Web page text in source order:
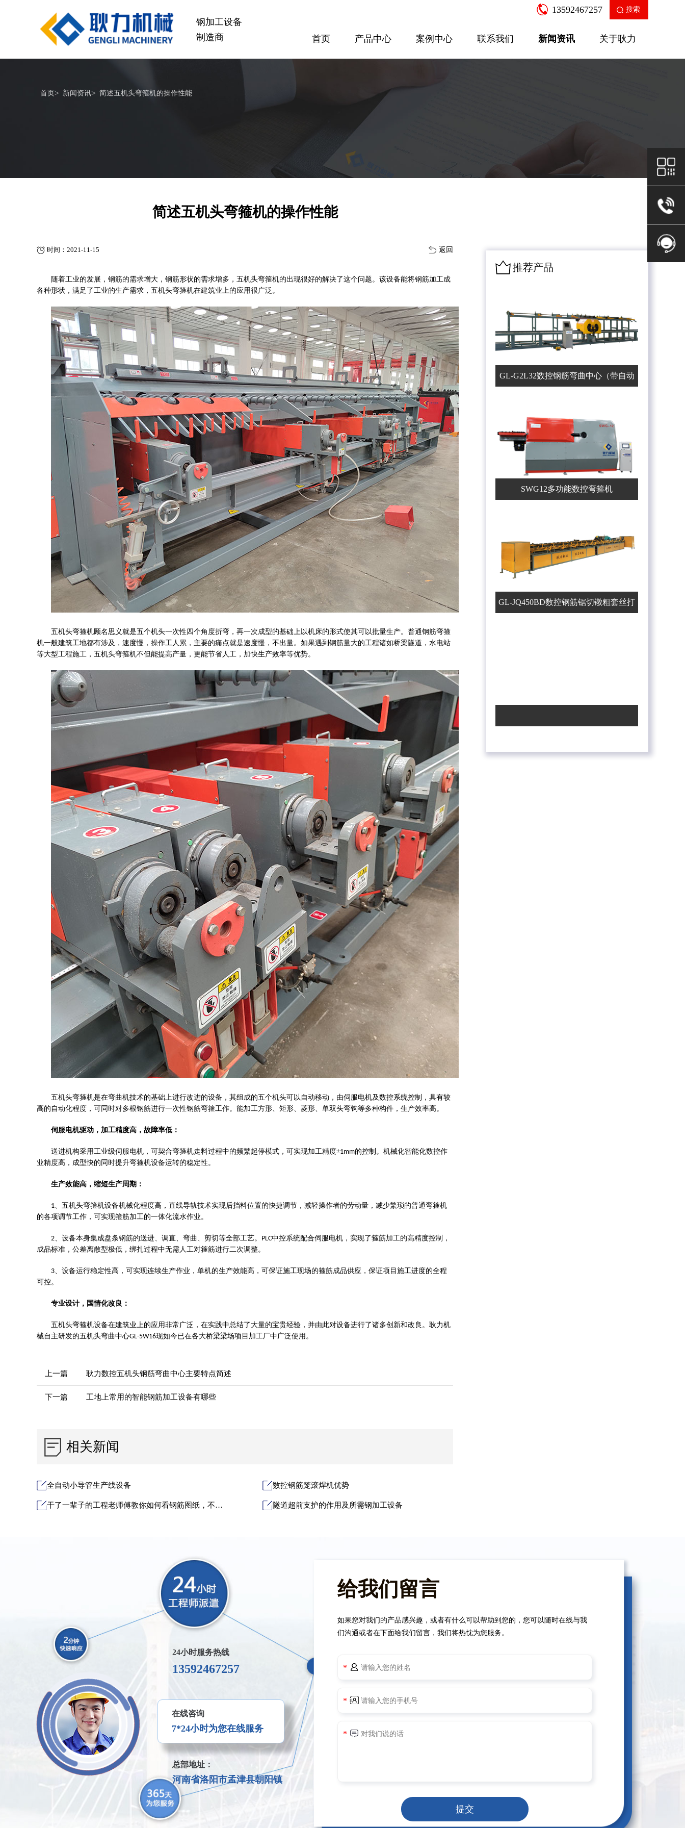
钢加工设备
制造商
13592467257 搜索
首页 产品中心 案例中心 联系我们 新闻资讯 关于耿力
GL120KN数控钢筋剪切生产线 SGW-12A多功能数控弯箍机 针梁式
查看
首页> 新闻资讯> 简述五机头弯箍机的操作性能
简述五机头弯箍机的操作性能
时间：2021-11-15 返回
随着工业的发展，钢筋的需求增大，钢筋形状的需求增多，五机头弯箍机的出现很好的解决了这个问题。该设备能将钢筋加工成
各种形状，满足了工业的生产需求，五机头弯箍机在建筑业上的应用很广泛。
五机头弯箍机顾名思义就是五个机头一次性四个角度折弯，再一次成型的基础上以机床的形式使其可以批量生产。普通钢筋弯箍
机一般建筑工地都有涉及，速度慢，操作工人累，主要的痛点就是速度慢，不出量。如果遇到钢筋量大的工程诸如桥梁隧道，水电站
等大型工程施工，五机头弯箍机不但能提高产量，更能节省人工，加快生产效率等优势。
五机头弯箍机是在弯曲机技术的基础上进行改进的设备，其组成的五个机头可以自动移动，由伺服电机及数控系统控制，具有较
高的自动化程度，可同时对多根钢筋进行一次性钢筋弯箍工作。能加工方形、矩形、菱形、单双头弯钩等多种构件，生产效率高 。
伺服电机驱动，加工精度高，故障率低：
送进机构采用工业级伺服电机，可契合弯箍机走料过程中的频繁起停模式，可实现加工精度±1mm的控制。机械化智能化数控作
业精度高，成型快的同时提升弯箍机设备运转的稳定性。
生产效能高，缩短生产周期：
1 、五机头弯箍机设备机械化程度高，直线导轨技术实现后挡料位置的快捷调节，减轻操作者的劳动量，减少繁琐的普通弯箍机
的各项调节工作，可实现箍筋加工的一体化流水作业。
2 、设备本身集成盘条钢筋的送进、调直、弯曲、剪切等全部工艺。 PLC中控系统配合伺服电机，实现了箍筋加工的高精度控制，
成品标准，公差离散型极低，绑扎过程中无需人工对箍筋进行二次调整。
3 、设备运行稳定性高，可实现连续生产作业，单机的生产效能高，可保证施工现场的箍筋成品供应，保证项目施工进度的全程
可控。
专业设计，国情化改良：
五机头弯箍机设备在建筑业上的应用非常广泛，在实践中总结了大量的宝贵经验，并由此对设备进行了诸多创新和改良。 耿力机
械自主研发的五机头弯曲中心GL-5W16现如今已在各大桥梁梁场项目加工厂中广泛使用。
上一篇 耿力数控五机头钢筋弯曲中心主要特点简述
下一篇 工地上常用的智能钢筋加工设备有哪些
相关新闻
全自动小导管生产线设备 数控钢筋笼滚焊机优势
干了一辈子的工程老师傅教你如何看钢筋图纸，不在求人！ 隧道超前支护的作用及所需钢加工设备
推荐产品
GL-G2L32数控钢筋弯曲中心（带自动
SWG12多功能数控弯箍机
GL-JQ450BD数控钢筋锯切镦粗套丝打
24小时服务热线
13592467257
在线咨询
7*24小时为您在线服务
总部地址：
河南省洛阳市孟津县朝阳镇
给我们留言
如果您对我们的产品感兴趣，或者有什么可以帮助到您的，您可以随时在线与我
们沟通或者在下面给我们留言，我们将热忱为您服务。
提交